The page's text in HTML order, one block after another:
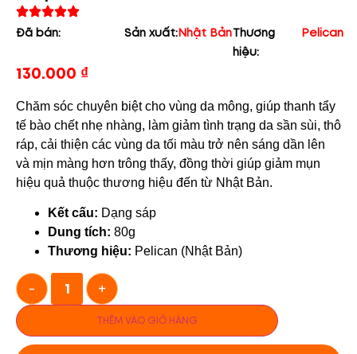
Đã bán: Sản xuất:Nhật BảnThương
hiệu:
Pelican
130.000 ₫
Chăm sóc chuyên biệt cho vùng da mông, giúp thanh tẩy
tế bào chết nhẹ nhàng, làm giảm tình trạng da sần sùi, thô
ráp, cải thiện các vùng da tối màu trở nên sáng dần lên
và mịn màng hơn trông thấy, đồng thời giúp giảm mụn
hiệu quả thuộc thương hiệu đến từ Nhật Bản.
Kết cấu: Dạng sáp
Dung tích: 80g
Thương hiệu: Pelican (Nhật Bản)
- +
THÊM VÀO GIỎ HÀNG